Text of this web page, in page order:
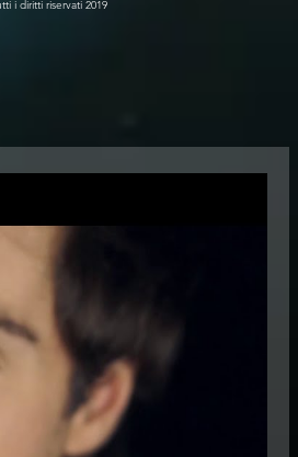
i diritti riservati 2019